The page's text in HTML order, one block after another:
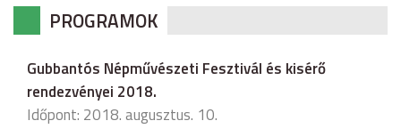
PROGRAMOK
Gubbantós Népművészeti Fesztivál és kisérő
rendezvényei 2018.
Időpont: 2018. augusztus. 10.